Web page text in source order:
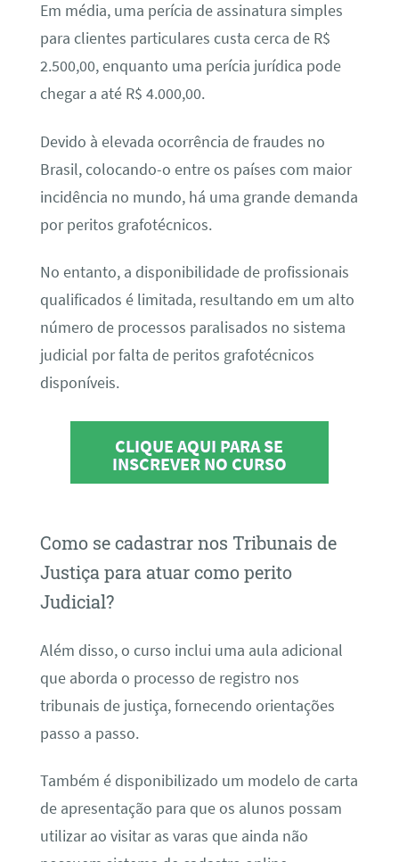
Em média, uma perícia de assinatura simples
para clientes particulares custa cerca de R$
2.500,00, enquanto uma perícia jurídica pode
chegar a até R$ 4.000,00.
Devido à elevada ocorrência de fraudes no
Brasil, colocando-o entre os países com maior
incidência no mundo, há uma grande demanda
por peritos grafotécnicos.
No entanto, a disponibilidade de profissionais
qualificados é limitada, resultando em um alto
número de processos paralisados no sistema
judicial por falta de peritos grafotécnicos
disponíveis.
CLIQUE AQUI PARA SE
INSCREVER NO CURSO
Como se cadastrar nos Tribunais de
Justiça para atuar como perito
Judicial?
Além disso, o curso inclui uma aula adicional
que aborda o processo de registro nos
tribunais de justiça, fornecendo orientações
passo a passo.
Também é disponibilizado um modelo de carta
de apresentação para que os alunos possam
utilizar ao visitar as varas que ainda não